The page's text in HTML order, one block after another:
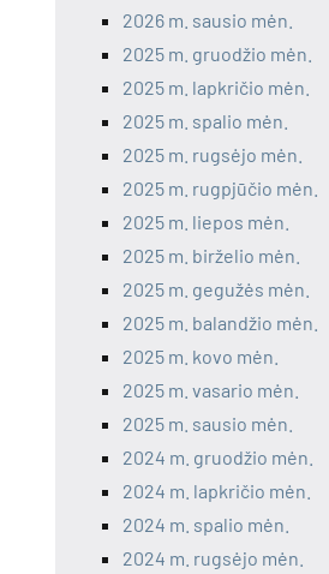
2026 m. sausio mėn.
2025 m. gruodžio mėn.
2025 m. lapkričio mėn.
2025 m. spalio mėn.
2025 m. rugsėjo mėn.
2025 m. rugpjūčio mėn.
2025 m. liepos mėn.
2025 m. birželio mėn.
2025 m. gegužės mėn.
2025 m. balandžio mėn.
2025 m. kovo mėn.
2025 m. vasario mėn.
2025 m. sausio mėn.
2024 m. gruodžio mėn.
2024 m. lapkričio mėn.
2024 m. spalio mėn.
2024 m. rugsėjo mėn.